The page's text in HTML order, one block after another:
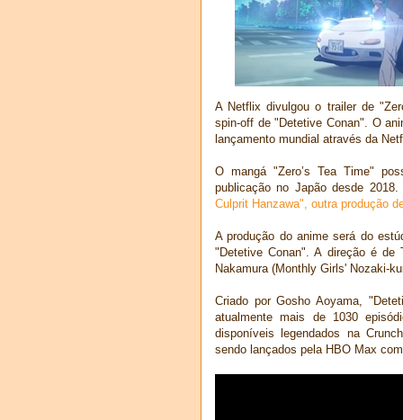
A Netflix divulgou o trailer de
spin-off de "Detetive Conan". O
lançamento mundial através da
O mangá "Zero’s Tea Time"
publicação no Japão desde 2018.
Culprit Hanzawa", outra produção
A produção do anime será do
"Detetive Conan". A direção é de
Nakamura (Monthly Girls' Nozaki-
Criado por Gosho Aoyama,
atualmente mais de 1030
disponíveis legendados na
sendo lançados pela HBO Max